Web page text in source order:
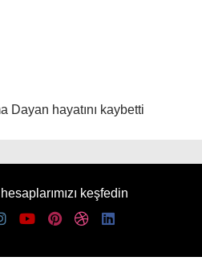
Dayan hayatını kaybetti
keşfedin